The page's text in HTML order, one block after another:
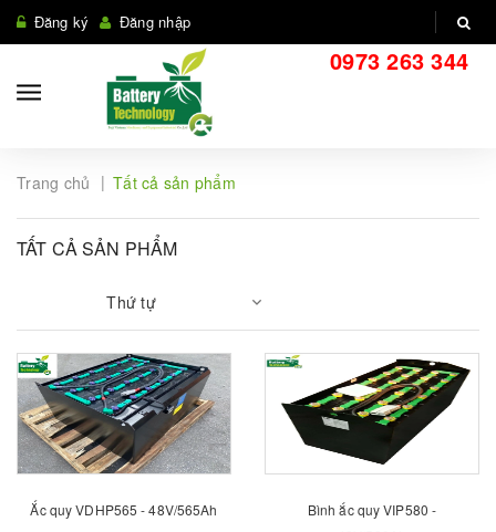
Đăng ký Đăng nhập
0973 263 344
Trang chủ | Tất cả sản phẩm
TẤT CẢ SẢN PHẨM
Thứ tự
Ắc quy VDHP565 - 48V/565Ah
Bình ắc quy VIP580 -